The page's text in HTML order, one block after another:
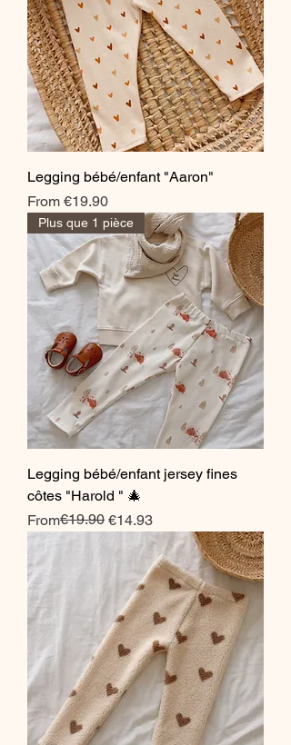
Legging bébé/enfant "Aaron"
From €19.90
Sale Price
Plus que 1 pièce
Legging bébé/enfant jersey fines
côtes "Harold " 🎄
From
Regular Price
€19.90 €14.93
Sale Price